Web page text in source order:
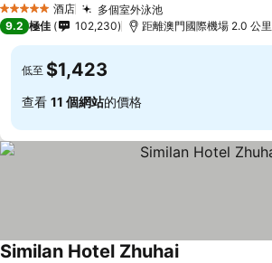
5 星級 酒店 多個室外泳池
9.2 極佳 102,230 距離澳門國際機場 2.0 公里
低至 $1,423
查看 11 個網站的價格
Similan Hotel Zhuhai